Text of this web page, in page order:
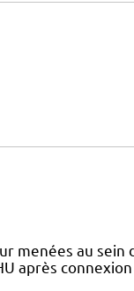
menées au sein
après